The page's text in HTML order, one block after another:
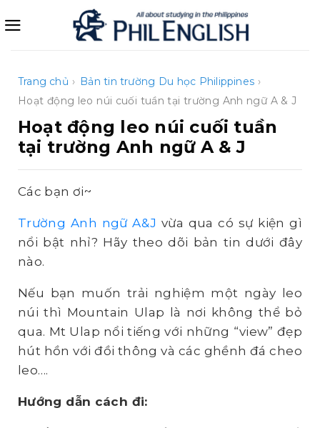
qua
Trang chủ › Bản tin trường Du học Philippines ›
Hoạt động leo núi cuối tuần tại trường Anh ngữ A & J
Hoạt động leo núi cuối tuần
tại trường Anh ngữ A & J
Các bạn ơi~
Trường Anh ngữ A&J vừa qua có sự kiện gì
nổi bật nhỉ? Hãy theo dõi bản tin dưới đây
nào.
Nếu bạn muốn trải nghiệm một ngày leo
núi thì Mountain Ulap là nơi không thể bỏ
qua. Mt Ulap nổi tiếng với những “view” đẹp
hút hồn với đồi thông và các ghềnh đá cheo
leo….
Hướng dẫn cách đi: